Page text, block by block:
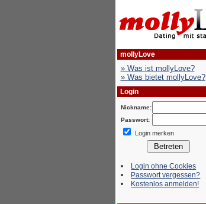
mollyLove
» Was ist mollyLove?
» Was bietet mollyLove?
Login
Nickname:
Passwort:
Login merken
Login ohne Cookies
Passwort vergessen?
Kostenlos anmelden!